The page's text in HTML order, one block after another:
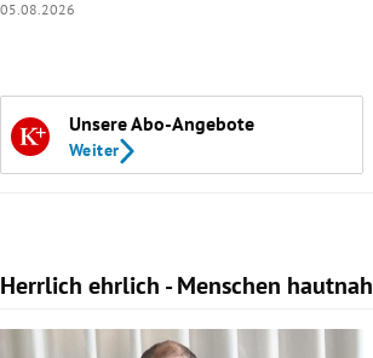
05.08.2026
Unsere Abo-Angebote
Weiter
Herrlich ehrlich - Menschen hautnah
Slide 1 von 10